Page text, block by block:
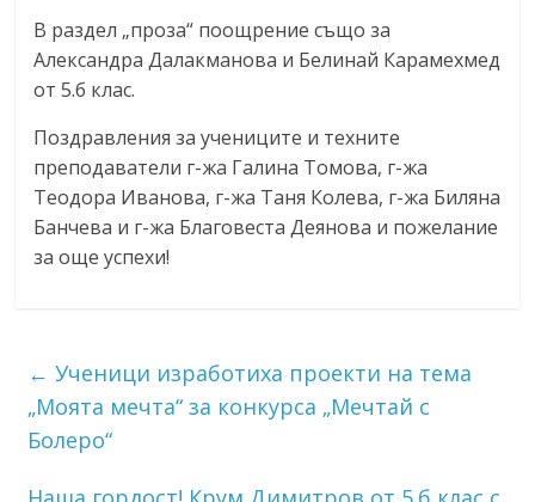
В раздел „проза“ поощрение също за
Александра Далакманова и Белинай Карамехмед
от 5.б клас.
Поздравления за учениците и техните
преподаватели г-жа Галина Томова, г-жа
Теодора Иванова, г-жа Таня Колева, г-жа Биляна
Банчева и г-жа Благовеста Деянова и пожелание
за още успехи!
← Ученици изработиха проекти на тема
„Моята мечта“ за конкурса „Мечтай с
Болеро“